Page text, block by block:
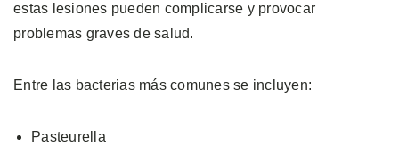
estas lesiones pueden complicarse y provocar
problemas graves de salud.
Entre las bacterias más comunes se incluyen:
Pasteurella